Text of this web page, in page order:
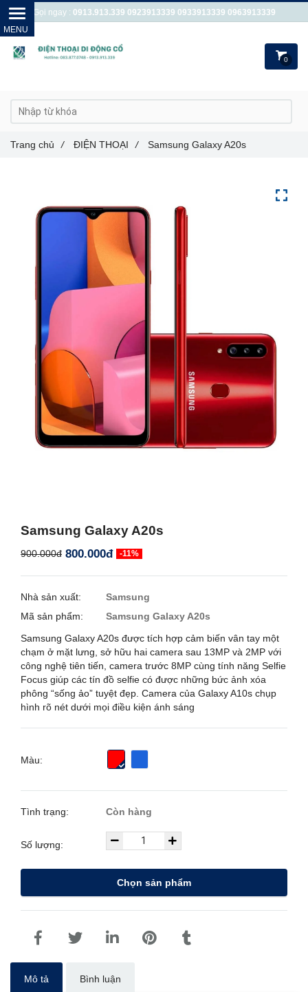
Samsung Galaxy A20s
900.000đ 800.000đ -11%
Nhà sản xuất:
Samsung
Mã sản phẩm:
Samsung Galaxy A20s
Samsung Galaxy A20s được tích hợp cảm biến vân tay một
chạm ở mặt lưng, sở hữu hai camera sau 13MP và 2MP với
công nghệ tiên tiến, camera trước 8MP cùng tính năng Selfie
Focus giúp các tín đồ selfie có được những bức ảnh xóa
phông “sống ảo” tuyệt đẹp. Camera của Galaxy A10s chụp
hình rõ nét dưới mọi điều kiện ánh sáng
Màu:
Tình trạng: Còn hàng
Số lượng:
Chọn sản phẩm
Mô tả Bình luận
Trang chủ / ĐIỆN THOẠI / Samsung Galaxy A20s
Gọi ngay : 0913.913.339 0923913339 0933913339 0963913339
0